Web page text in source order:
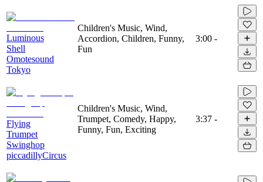
Luminous
Shell
Omotesound
Tokyo
Children's Music, Wind,
Accordion, Children, Funny,
Fun
3:00 -
Flying
Trumpet
Swinghop
piccadillyCircus
Children's Music, Wind,
Trumpet, Comedy, Happy,
Funny, Fun, Exciting
3:37 -